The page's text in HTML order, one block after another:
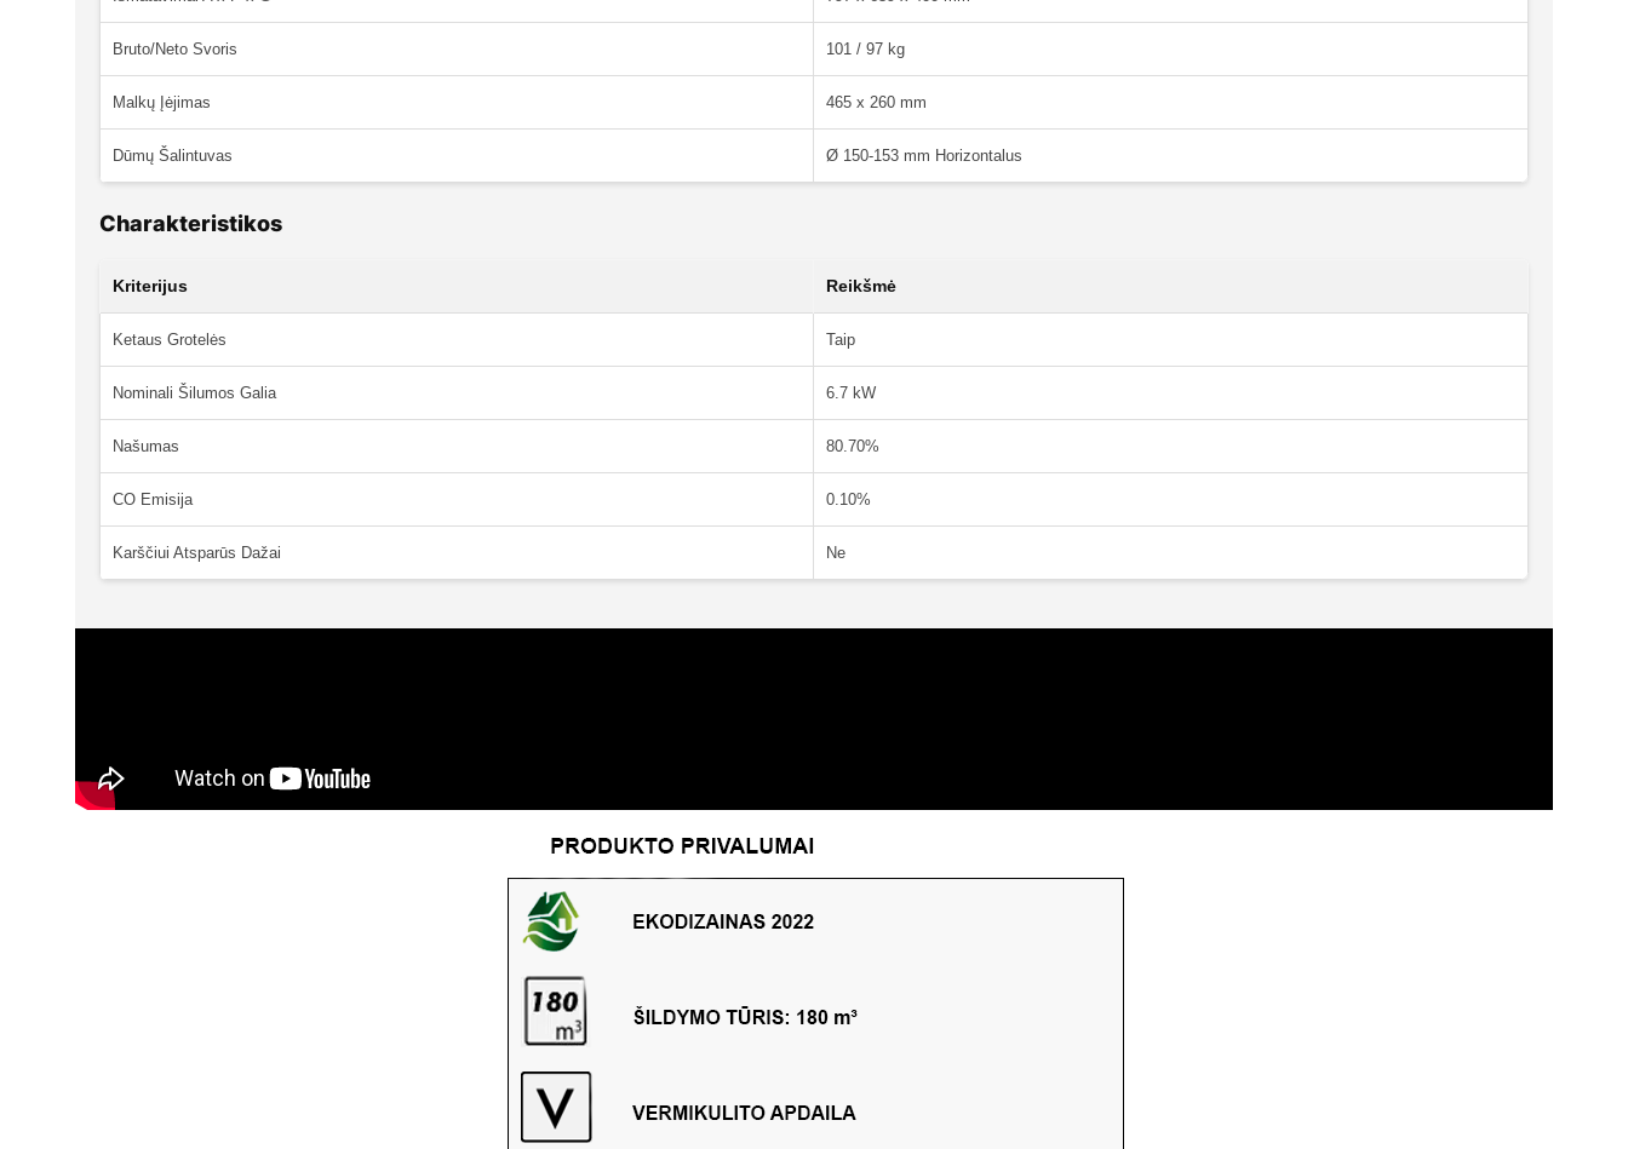
Bruto/Neto Svoris 101 / 97 kg
Malkų Įėjimas 465 x 260 mm
Dūmų Šalintuvas Ø 150-153 mm Horizontalus
Charakteristikos
Kriterijus Reikšmė
Ketaus Grotelės Taip
Nominali Šilumos Galia 6.7 kW
Našumas 80.70%
CO Emisija 0.10%
Karščiui Atsparūs Dažai Ne